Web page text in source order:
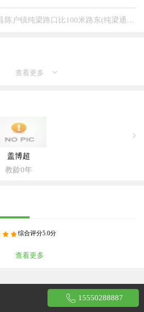
山东省滨州市博兴县陈户镇纯梁路口比100米路东(纯梁通达驾校)
查看更多
盖博超
教龄0年
综合评分5.0分
查看更多
15550288887